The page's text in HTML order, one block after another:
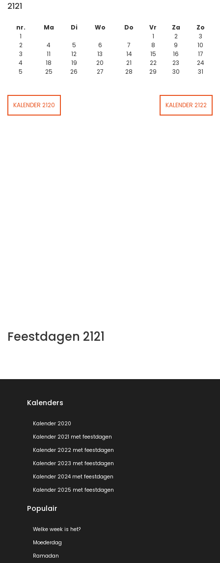
2121
nr. Ma Di Wo Do Vr Za
Zo
1
1 2
3
2
4 5 6 7 8 9
10
3
11 12 13 14 15 16
17
4
18 19 20 21 22 23
24
5
25 26 27 28 29 30 31
KALENDER 2120 KALENDER 2122
Feestdagen 2121
Kalenders
Kalender 2020
Kalender 2021 met feestdagen
Kalender 2022 met feestdagen
Kalender 2023 met feestdagen
Kalender 2024 met feestdagen
Kalender 2025 met feestdagen
Populair
Welke week is het?
Moederdag
Ramadan